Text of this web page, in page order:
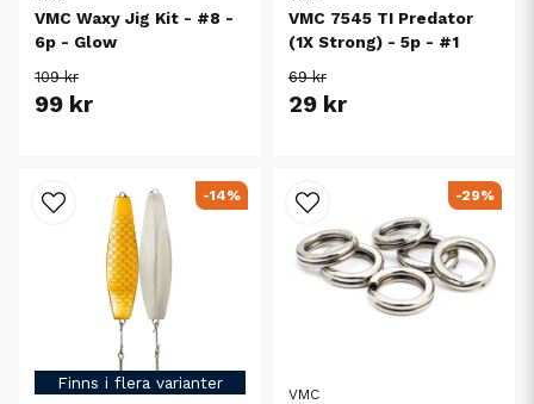
VMC Waxy Jig Kit - #8 -
6p - Glow
109 kr
99 kr
VMC 7545 TI Predator
(1X Strong) - 5p - #1
69 kr
29 kr
Finns i flera varianter
-14%
VMC
-29%